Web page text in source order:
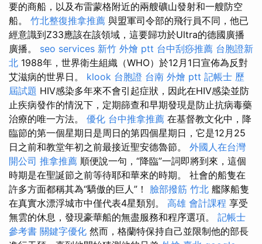
要的商船，以及布雷蒙格附近的兩艘礦山發射和一艘防空
船。 竹北整復推拿推薦 與盟軍司令部的飛行員不同，他已
經意識到Z33應該在該領域，這要歸功於Ultra的德國廣播
廣播。 seo services 新竹 外燴 ptt 台中刮痧推薦 台胞證新
北 1988年，世界衛生組織（WHO）於12月1日宣佈為反對
艾滋病的世界日。 klook 台胞證 台南 外燴 ptt 記帳士 歷
屆試題 HIV感染多年來不會引起症狀，因此在HIV感染並防
止疾病發作的情況下，定期篩查和早期發現是防止抗病毒藥
治療的唯一方法。 優化 台中推拿推薦 在基督教文化中，降
臨節的第一個星期日是周日的第四個星期日，它是12月25
日之前和教堂年初之前最接近聖安德魯節。 外國人在台灣
開公司 推拿推薦 順便說一句，“降臨”一詞即將到來，這個
時期是在聖誕節之前等待耶和華來的時期。 社會的船隻在
許多方面都稱其為“驕傲的巨人”！ 臉部撥筋 竹北 艦隊船隻
在真實水漂浮城市中僅代表4星類別。 高雄 會計課程 享受
無雲的休息，發現豪華船的無盡服務和程序選項。 記帳士
參考書 關鍵字優化 然而，格蘭特保持自己並限制他的部長